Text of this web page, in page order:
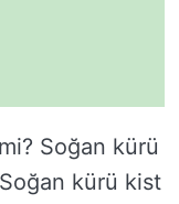
Soğan kürü
kürü kist